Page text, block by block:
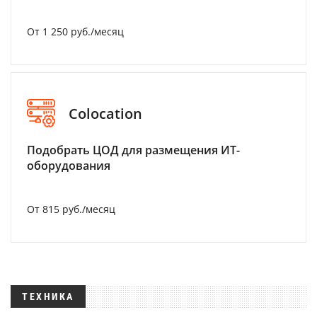
От 1 250 руб./месяц
Colocation
Подобрать ЦОД для размещения ИТ-
оборудования
От 815 руб./месяц
ТЕХНИКА